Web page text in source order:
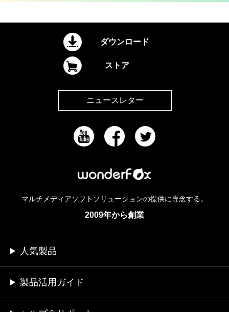
ダウンロード
ストア
ニュースレター
マルチメディアソフトソリューションの提供に専念する。
2009年から創業
人気製品
製品活用ガイド